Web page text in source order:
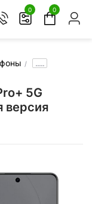
0 0
.....
5G
версия